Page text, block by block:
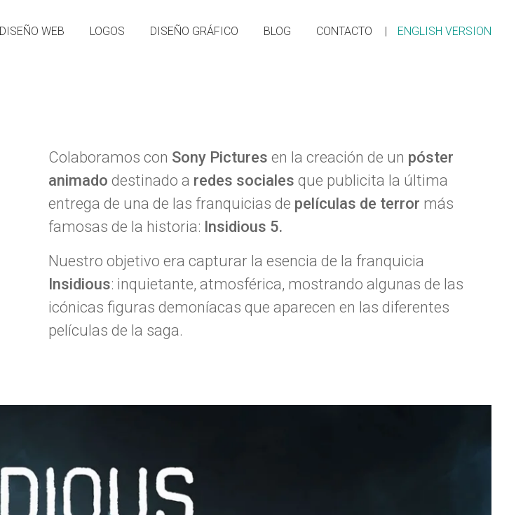
DISEÑO WEB LOGOS DISEÑO GRÁFICO BLOG CONTACTO ENGLISH VERSION
Colaboramos con Sony Pictures en la creación de un póster
animado destinado a redes sociales que publicita la última
entrega de una de las franquicias de películas de terror más
famosas de la historia: Insidious 5.
Nuestro objetivo era capturar la esencia de la franquicia
Insidious: inquietante, atmosférica, mostrando algunas de las
icónicas figuras demoníacas que aparecen en las diferentes
películas de la saga.